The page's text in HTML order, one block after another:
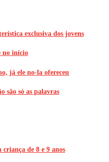
exclusiva dos jovens
no início
já ele no-la ofereceu
são só as palavras
criança de 8 e 9 anos